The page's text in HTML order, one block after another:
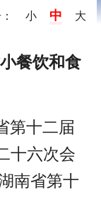
小 中 大
餐饮和食
第十二届
十六次会
南省第十